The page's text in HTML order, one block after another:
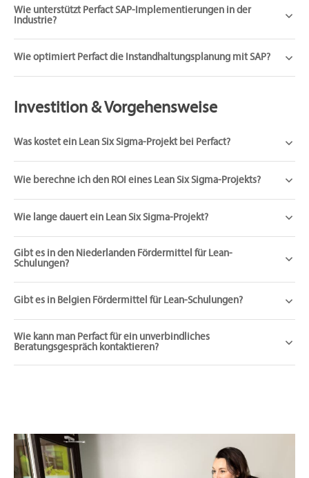
Wie unterstützt Perfact SAP-Implementierungen in der
Industrie?
Wie optimiert Perfact die Instandhaltungsplanung mit SAP?
Investition & Vorgehensweise
Was kostet ein Lean Six Sigma-Projekt bei Perfact?
Wie berechne ich den ROI eines Lean Six Sigma-Projekts?
Wie lange dauert ein Lean Six Sigma-Projekt?
Gibt es in den Niederlanden Fördermittel für Lean-
Schulungen?
Gibt es in Belgien Fördermittel für Lean-Schulungen?
Wie kann man Perfact für ein unverbindliches
Beratungsgespräch kontaktieren?